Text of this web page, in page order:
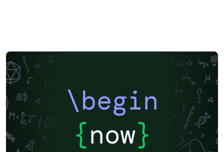
\begin
{now}